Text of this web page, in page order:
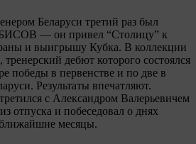
Беларуси третий раз был
— он привел “Столицу” к
и выигрышу Кубка. В коллекции
тренерский дебют которого состоялся
победы в первенстве и по две в
Результаты впечатляют.
с Александром Валерьевичем
отпуска и побеседовал о днях
месяцы.